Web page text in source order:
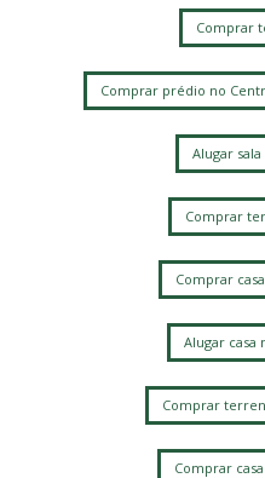
Comprar
Comprar prédio no
Alugar
Comprar
Comprar
Alugar casa
Comprar
Comprar